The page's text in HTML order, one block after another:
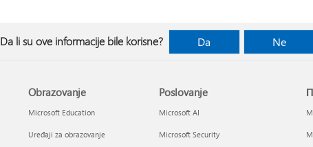
Da li su ove informacije bile korisne? Da Ne
Obrazovanje
Microsoft Education
Uređaji za obrazovanje
Poslovanje
Microsoft AI
Microsoft Security